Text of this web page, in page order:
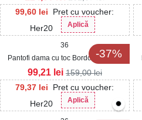
99,60 lei
Pret cu voucher:
Her20
Aplică
-37%
36
Pantofi dama cu toc Bordo din Piele
Ecologica Lacuita Evyn
79,37 lei
Pret cu voucher:
Her20
Aplică
99,21 lei 159,00lei